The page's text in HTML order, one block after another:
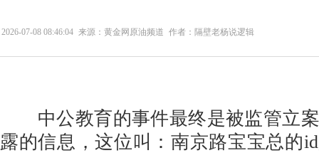
2026-07-08 08:46:04 来源：黄金网原油频道 作者：隔壁老杨说逻辑
中公教育的事件最终是被监管立案
露的信息，这位叫：南京路宝宝总的